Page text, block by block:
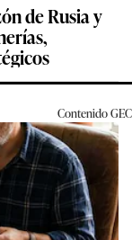
de Rusia y
ContenidoGEC